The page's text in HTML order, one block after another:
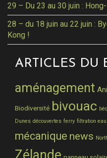
29 – Du 23 au 30 juin :
28 – du 18 juin au 22 juin :
Kong !
ARTICLES DU
aménagement
Biodiversité bivouac
Dunes découvertes ferry filtration eau
mécanique news